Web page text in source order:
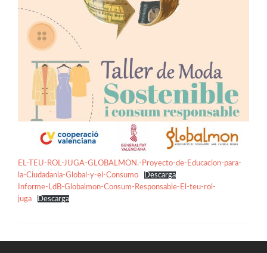
EL-TEU-ROL-JUGA-GLOBALMON.-Proyecto-de-Educacion-para-
la-Ciudadania-Global-y-el-Consumo
Descarga
Informe-LdB-Globalmon-Consum-Responsable-El-teu-rol-
juga
Descarga